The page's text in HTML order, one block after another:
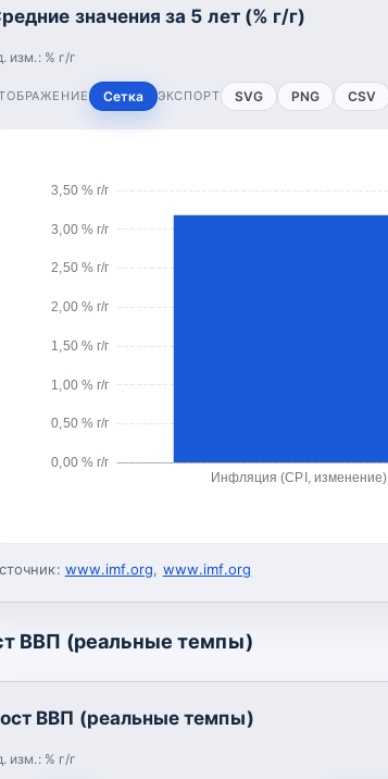
значения за 5 лет (% г/г)
изм.: % г/г
Сетка ЭКСПОРТ SVG PNG CSV
0,00 % г/г
0,50 % г/г
1,00 % г/г
1,50 % г/г
2,00 % г/г
2,50 % г/г
3,00 % г/г
3,50 % г/г
Инфляция (CPI, изменение)
www.imf.org, www.imf.org
ВВП (реальные темпы)
ВВП (реальные темпы)
изм.: % г/г